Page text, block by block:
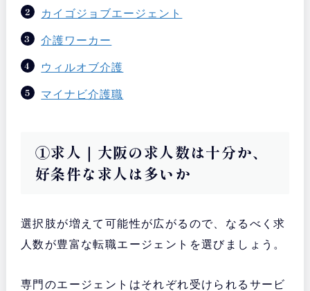
カイゴジョブエージェント
介護ワーカー
ウィルオブ介護
マイナビ介護職
①求人｜大阪の求人数は十分か、
好条件な求人は多いか
選択肢が増えて可能性が広がるので、なるべく求
人数が豊富な転職エージェントを選びましょう。
専門のエージェントはそれぞれ受けられるサービ